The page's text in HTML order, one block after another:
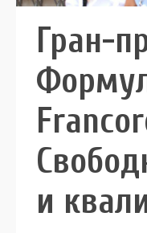
Гран-
и